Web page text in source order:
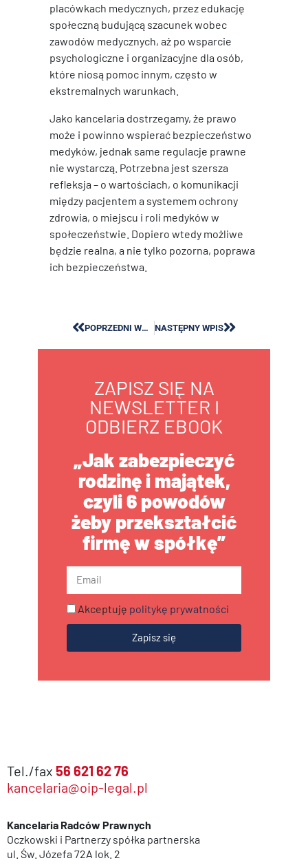
placówkach medycznych, przez edukację
społeczną budującą szacunek wobec
zawodów medycznych, aż po wsparcie
psychologiczne i organizacyjne dla osób,
które niosą pomoc innym, często w
ekstremalnych warunkach.
Jako kancelaria dostrzegamy, że prawo
może i powinno wspierać bezpieczeństwo
medyków, jednak same regulacje prawne
nie wystarczą. Potrzebna jest szersza
refleksja – o wartościach, o komunikacji
między pacjentem a systemem ochrony
zdrowia, o miejscu i roli medyków w
społeczeństwie. Dopiero wtedy możliwe
będzie realna, a nie tylko pozorna, poprawa
ich bezpieczeństwa.
POPRZEDNI WPIS NASTĘPNY WPIS
ZAPISZ SIĘ NA
NEWSLETTER I
ODBIERZ EBOOK
„Jak zabezpieczyć
rodzinę i majątek,
czyli 6 powodów
żeby przekształcić
firmę w spółkę”
Akceptuję politykę prywatności
Zapisz się
Tel./fax 56 621 62 76
kancelaria@oip-legal.pl
Kancelaria Radców Prawnych
Oczkowski i Partnerzy spółka partnerska
ul. Św. Józefa 72A lok. 2